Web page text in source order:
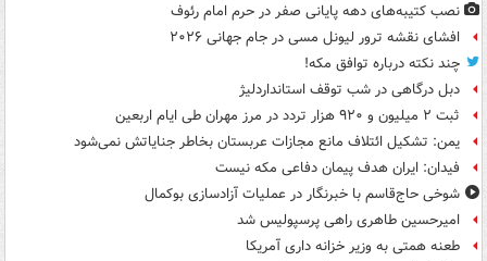
نصب کتیبه‌های دهه پایانی صفر در حرم امام رئوف
افشای نقشه ترور لیونل مسی در جام جهانی ۲۰۲۶
چند نکته درباره توافق مکه!
دبل درگاهی در شب توقف استانداردلیژ
ثبت ۲ میلیون و ۹۲۰ هزار تردد در مرز مهران طی ایام اربعین
یمن: تشکیل ائتلاف مانع مجازات عربستان بخاطر جنایاتش نمی‌شود
فیدان: ایران هدف پیمان دفاعی مکه نیست
شوخی حاج‌قاسم با خبرنگار در عملیات آزادسازی بوکمال
امیرحسین طاهری راهی پرسپولیس شد
طعنه همتی به وزیر خزانه داری آمریکا